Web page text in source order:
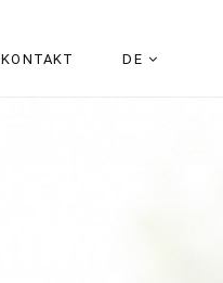
KONTAKT DE